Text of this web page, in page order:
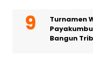
Turnamen
Bangun